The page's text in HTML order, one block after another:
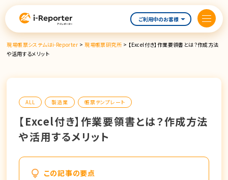
容
ご利用中のお客様
現場帳票システムはi-Reporter >現場帳票研究所 > 【Excel付き】作業要領書とは？作成方法
や活用するメリット
ALL 製造業 帳票テンプレート
【Excel付き】作業要領書とは？作成方法
や活用するメリット
この記事の要点